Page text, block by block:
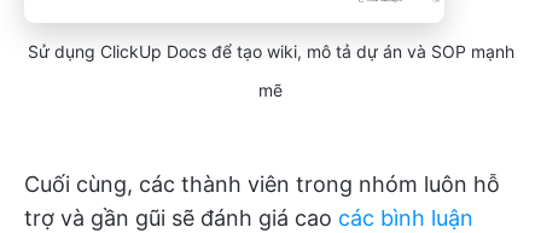
Sử dụng ClickUp Docs để tạo wiki, mô tả dự án và SOP mạnh
mẽ
Cuối cùng, các thành viên trong nhóm luôn hỗ
trợ và gần gũi sẽ đánh giá cao các bình luận